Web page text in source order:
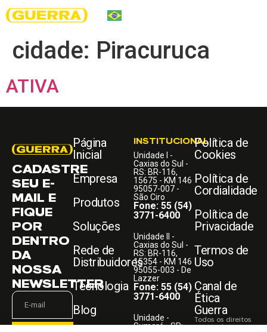
cidade: Piracuruca
ATIVA
CADASTRE
SEU E-
MAIL E
FIQUE
POR
DENTRO
DA
NOSSA
NEWSLETTER
Página
Inicial
Empresa
Produtos
Soluções
Rede de
Distribuidores
Tecnologia
Blog
INSTITUCIONAL
Unidade I -
Caxias do Sul -
RS: BR-116,
15675 - KM 146
95057-007 -
São Ciro
Fone: 55 (54)
3771-6400
Unidade II -
Caxias do Sul -
RS: BR-116,
15354 - KM 146
95055-003 - De
Lazzer
Fone: 55 (54)
3771-6400
Unidade -
Sumaré - SP:
Política de
Cookies
Política de
Cordialidade
Política de
Privacidade
Termos de
Uso
Canal de
Ética
Guerra
Todos os direitos
reservados.